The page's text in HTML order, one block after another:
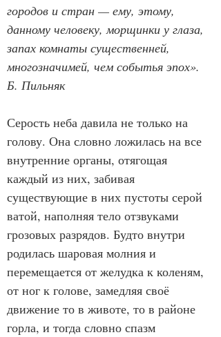
городов и стран — ему, этому,
данному человеку, морщинки у глаза,
запах комнаты существенней,
многозначимей, чем событья эпох».
Б. Пильняк
Серость неба давила не только на
голову. Она словно ложилась на все
внутренние органы, отягощая
каждый из них, забивая
существующие в них пустоты серой
ватой, наполняя тело отзвуками
грозовых разрядов. Будто внутри
родилась шаровая молния и
перемещается от желудка к коленям,
от ног к голове, замедляя своё
движение то в животе, то в районе
горла, и тогда словно спазм